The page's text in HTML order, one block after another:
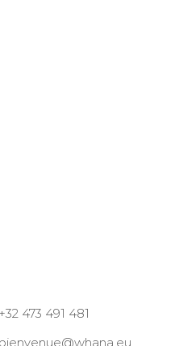
+32 473 491 481
bienvenue@whana.eu